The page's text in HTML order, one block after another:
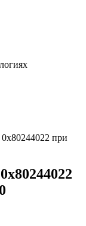
при